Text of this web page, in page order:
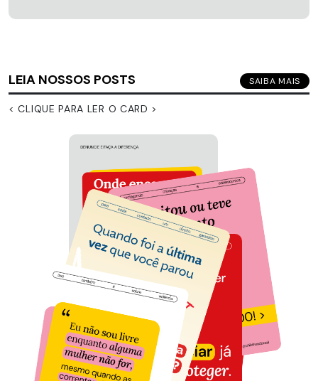
LEIA NOSSOS POSTS SAIBA MAIS
< CLIQUE PARA LER O CARD >